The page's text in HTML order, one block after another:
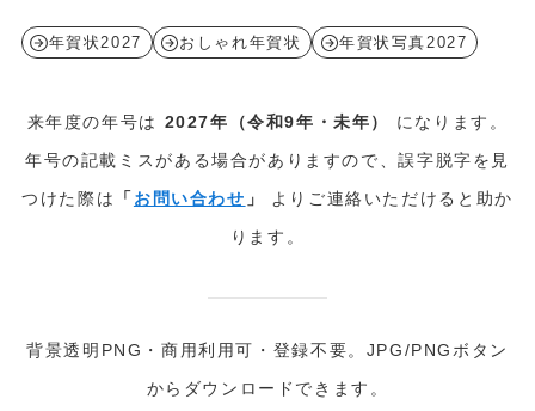
年賀状2027 おしゃれ年賀状 年賀状写真2027
来年度の年号は 2027年（令和9年・未年）
になります。
年号の記載ミスがある場合がありますので、誤字脱字を見
つけた際は
「 お問い合わせ 」
よりご連絡いただけると助か
ります。
背景透明PNG・商用利用可・登録不要。JPG/PNGボタン
からダウンロードできます。